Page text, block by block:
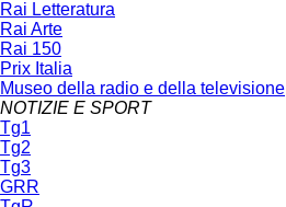
Rai Letteratura
Rai Arte
Rai 150
Prix Italia
Museo della radio e della televisione
NOTIZIE E SPORT
Tg1
Tg2
Tg3
GRR